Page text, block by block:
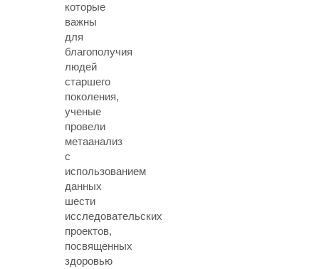
которые
важны
для
благополучия
людей
старшего
поколения,
ученые
провели
метаанализ
с
использованием
данных
шести
исследовательских
проектов,
посвященных
здоровью